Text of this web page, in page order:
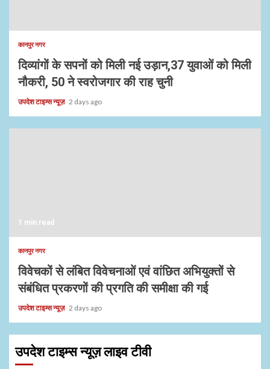
कानपुर नगर
दिव्यांगों के सपनों को मिली नई उड़ान,37 युवाओं को मिली
नौकरी, 50 ने स्वरोजगार की राह चुनी
उपदेश टाइम्स न्यूज़ 2 days ago
1 min read
कानपुर नगर
विवेचकों से लंबित विवेचनाओं एवं वांछित अभियुक्तों से
संबंधित प्रकरणों की प्रगति की समीक्षा की गई
उपदेश टाइम्स न्यूज़ 2 days ago
उपदेश टाइम्स न्यूज़ लाइव टीवी